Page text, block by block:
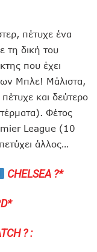
πέτυχε ένα
τη δική του
που έχει
Μπλε! Μάλιστα,
και δεύτερο
Φέτος
League (10
άλλος…
CHELSEA ?*
? :